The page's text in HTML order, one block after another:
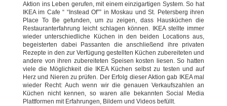
Aktion ins Leben gerufen, mit einem einzigartigen System. So hat
IKEA im Cafe “ “Instead Of”” in Moskau und St. Petersberg ihren
Place To Be gefunden, um zu zeigen, dass Hausküchen die
Restauranterfahrung leicht schlagen können. IKEA stellte immer
wieder unterschiedliche Küchen in den beiden Locations aus,
begeisterten dabei Passanten die anschließend ihre privaten
Rezepte in den zur Verfügung gestellten Küchen zubereiteten und
andere von ihren zubereiteten Speisen kosten liesen. So hatten
viele die Möglichkeit die IKEA Küchen selbst zu testen und auf
Herz und Nieren zu prüfen. Der Erfolg dieser Aktion gab IKEA mal
wieder Recht: Auch wenn wir die genauen Verkaufszahlen an
Küchen nicht kennen, so waren alle bekannten Social Media
Plattformen mit Erfahrungen, Bildern und Videos befüllt.